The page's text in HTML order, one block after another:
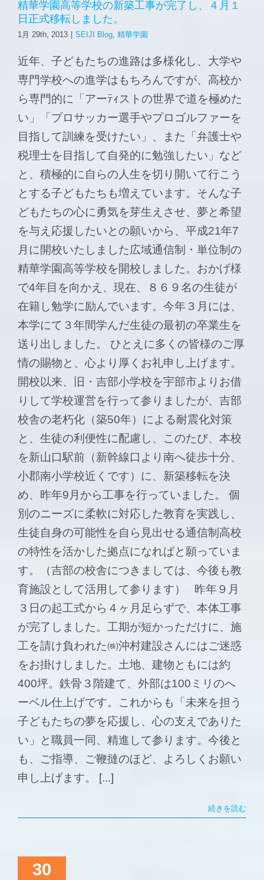
精華学園高等学校の新築工事が完了し、４月１
日正式移転しました。
1月 29th, 2013 SEIJI Blog, 精華学園
近年、子どもたちの進路は多様化し、大学や
専門学校への進学はもちろんですが、高校か
ら専門的に「アーﾃｨストの世界で道を極めた
い」「プロサッカー選手やプロゴルファーを
目指して訓練を受けたい」、また「弁護士や
税理士を目指して自発的に勉強したい」など
と、積極的に自らの人生を切り開いて行こう
とする子どもたちも増えています。そんな子
どもたちの心に勇気を芽生えさせ、夢と希望
を与え応援したいとの願いから、平成21年7
月に開校いたしました広域通信制・単位制の
精華学園高等学校を開校しました。おかげ様
で4年目を向かえ、現在、８６９名の生徒が
在籍し勉学に励んでいます。今年３月には、
本学にて３年間学んだ生徒の最初の卒業生を
送り出しました。 ひとえに多くの皆様のご厚
情の賜物と、心より厚くお礼申し上げます。
開校以来、旧・吉部小学校を宇部市よりお借
りして学校運営を行って参りましたが、吉部
校舎の老朽化（築50年）による耐震化対策
と、生徒の利便性に配慮し、このたび、本校
を新山口駅前（新幹線口より南へ徒歩十分、
小郡南小学校近くです）に、新築移転を決
め、昨年9月から工事を行っていました。 個
別のニーズに柔軟に対応した教育を実践し、
生徒自身の可能性を自ら見出せる通信制高校
の特性を活かした拠点になればと願っていま
す。（吉部の校舎につきましては、今後も教
育施設として活用して参ります） 昨年９月
３日の起工式から４ヶ月足らずで、本体工事
が完了しました。工期が短かっただけに、施
工を請け負われた㈱沖村建設さんにはご迷惑
をお掛けしました。土地、建物ともには約
400坪。鉄骨３階建て、外部は100ミリのへ
ーベル仕上げです。これからも「未来を担う
子どもたちの夢を応援し、心の支えでありた
い」と職員一同、精進して参ります。今後と
も、ご指導、ご鞭撻のほど、よろしくお願い
申し上げます。 [...]
続きを読む
30